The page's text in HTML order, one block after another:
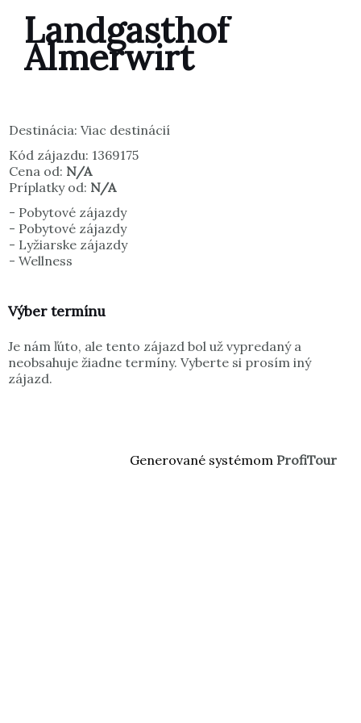
Landgasthof
Almerwirt
Destinácia: Viac destinácií
Kód zájazdu: 1369175
Cena od: N/A
Príplatky od: N/A
- Pobytové zájazdy
- Pobytové zájazdy
- Lyžiarske zájazdy
- Wellness
Výber termínu
Je nám ľúto, ale tento zájazd bol už vypredaný a
neobsahuje žiadne termíny. Vyberte si prosím iný
zájazd.
Generované systémom ProfiTour